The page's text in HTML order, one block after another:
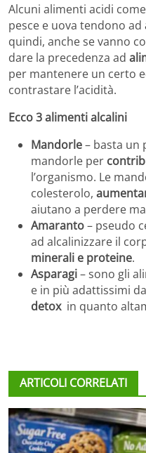
Alcuni alimenti acidi come
pesce e uova tendono ad
quindi, anche se vanno
dare la precedenza ad
per mantenere un certo
contrastare l’acidità.
Ecco 3 alimenti alcalini
Mandorle– basta un
mandorle per
l’organismo. Le
colesterolo,
aiutano a perdere
Amaranto– pseudo
ad alcalinizzare il
minerali e proteine.
Asparagi– sono gli
e in più adattissimi
detoxin quanto
ARTICOLI CORRELATI